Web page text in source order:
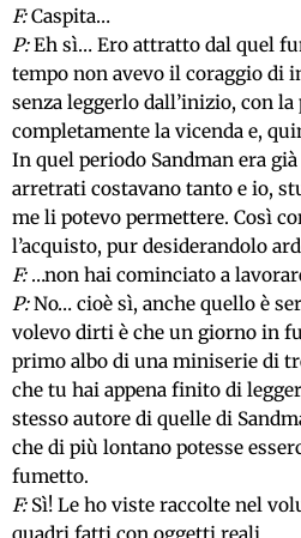
F:Caspita…
P:Eh sì… Ero attratto dal quel
tempo non avevo il coraggio di
senza leggerlo dall’inizio, con
completamente la vicenda e,
In quel periodo Sandman era
arretrati costavano tanto e io,
me li potevo permettere. Così
l’acquisto, pur desiderandolo
F:…non hai cominciato a
P:No… cioè sì, anche quello è
volevo dirti è che un giorno in
primo albo di una miniserie di
che tu hai appena finito di
stesso autore di quelle di
che di più lontano potesse
fumetto.
F:Sì! Le ho viste raccolte nel
quadri fatti con oggetti reali…